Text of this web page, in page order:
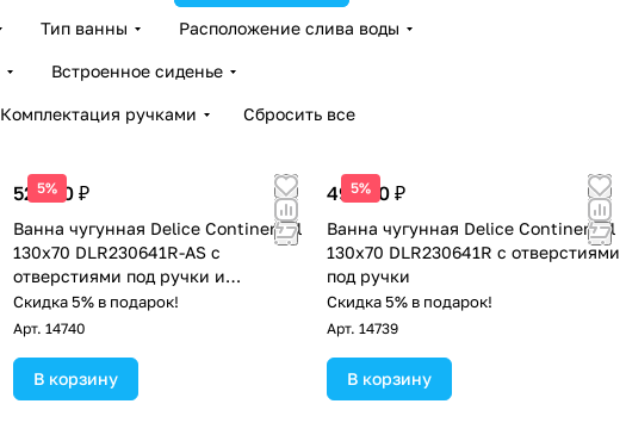
Тип ванны Расположение слива воды
Встроенное сиденье
Комплектация ручками Сбросить все
5%
52 500 ₽
Ванна чугунная Delice Continental
130х70 DLR230641R-AS с
отверстиями под ручки и
антискользящим покрытием
Скидка 5% в подарок!
Арт. 14740
В корзину
5%
49 500 ₽
Ванна чугунная Delice Continental
130х70 DLR230641R с отверстиями
под ручки
Скидка 5% в подарок!
Арт. 14739
В корзину